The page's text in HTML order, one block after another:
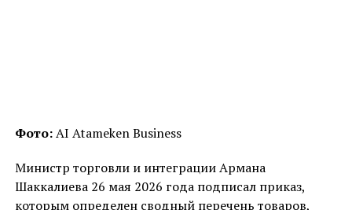
Фото:AI Atameken Business
Министр торговли и интеграции Армана
Шаккалиева 26 мая 2026 года подписал приказ,
которым определен сводный перечень товаров,